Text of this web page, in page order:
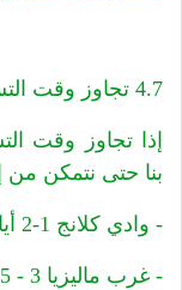
4.7 تجاوز وقت التسليم
إذا تجاوز وقت
بنا حتى نتمكن من
- وادي كلانج 1-2 أيام
- غرب ماليزيا 3 - 5 أيام عمل